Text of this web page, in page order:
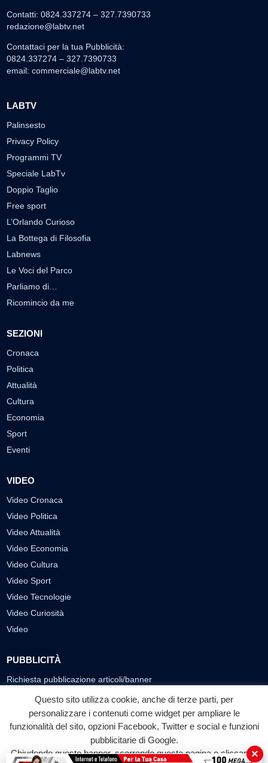
Contatti: 0824.337274 – 327.7390733
redazione@labtv.net
Contattaci per la tua Pubblicità:
0824.337274 – 327.7390733
email: commerciale@labtv.net
LABTV
Palinsesto
Privacy Policy
Programmi TV
Speciale LabTv
Doppio Taglio
Free sport
L’Orlando Curioso
La Bottega di Filosofia
Labnews
Le Voci del Parco
Parliamo di…
Ricomincio da me
SEZIONI
Cronaca
Politica
Attualità
Cultura
Economia
Sport
Eventi
VIDEO
Video Cronaca
Video Politica
Video Attualità
Video Economia
Video Cultura
Video Sport
Video Tecnologie
Video Curiosità
Video
PUBBLICITÀ
Richiesta pubblicazione articoli/banner
SEGUICI SUI SOCIAL
f
Facebook
◎ ▶
YouTube
Questo sito utilizza cookie, anche di terze parti, per
personalizzare i contenuti come widget per ampliare le
funzionalità del sito, opzioni Facebook, Twitter e social e funzioni
pubblicitarie di Google.
Chiudendo questo banner, scorrendo questa pagina o cliccando
×